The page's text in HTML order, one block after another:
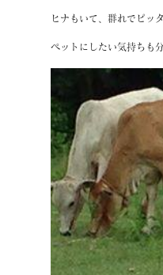
ヒナもいて、群れでピッ
ペットにしたい気持ちも